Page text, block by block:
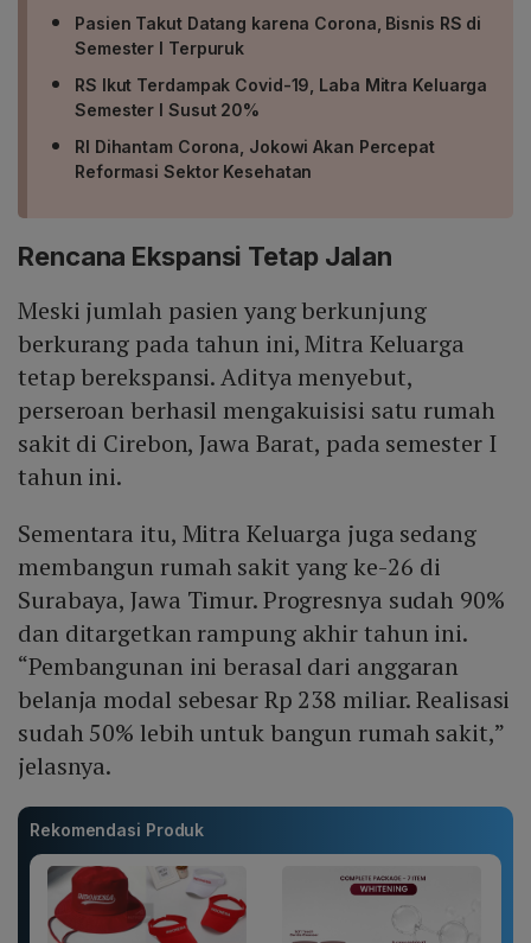
Pasien Takut Datang karena Corona, Bisnis RS di
Semester I Terpuruk
RS Ikut Terdampak Covid-19, Laba Mitra Keluarga
Semester I Susut 20%
RI Dihantam Corona, Jokowi Akan Percepat
Reformasi Sektor Kesehatan
Rencana Ekspansi Tetap Jalan
Meski jumlah pasien yang berkunjung
berkurang pada tahun ini, Mitra Keluarga
tetap berekspansi. Aditya menyebut,
perseroan berhasil mengakuisisi satu rumah
sakit di Cirebon, Jawa Barat, pada semester I
tahun ini.
Sementara itu, Mitra Keluarga juga sedang
membangun rumah sakit yang ke-26 di
Surabaya, Jawa Timur. Progresnya sudah 90%
dan ditargetkan rampung akhir tahun ini.
“Pembangunan ini berasal dari anggaran
belanja modal sebesar Rp 238 miliar. Realisasi
sudah 50% lebih untuk bangun rumah sakit,”
jelasnya.
Rekomendasi Produk